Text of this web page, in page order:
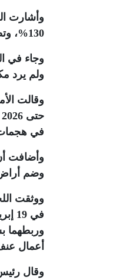
130%، وتضمنت وقائع شاركت فيها مجموعات من المهاجمين الملثمين.
وجاء في
ولم يرد
في هجمات
وأضافت
وضم
ووثقت
وربطهما
أعمال
وقال